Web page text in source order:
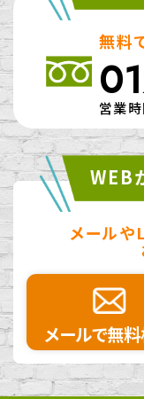
無料
営業
WEB
メールや
メールで無